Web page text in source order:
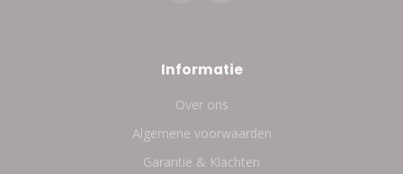
Informatie
Over ons
Algemene voorwaarden
Garantie & Klachten